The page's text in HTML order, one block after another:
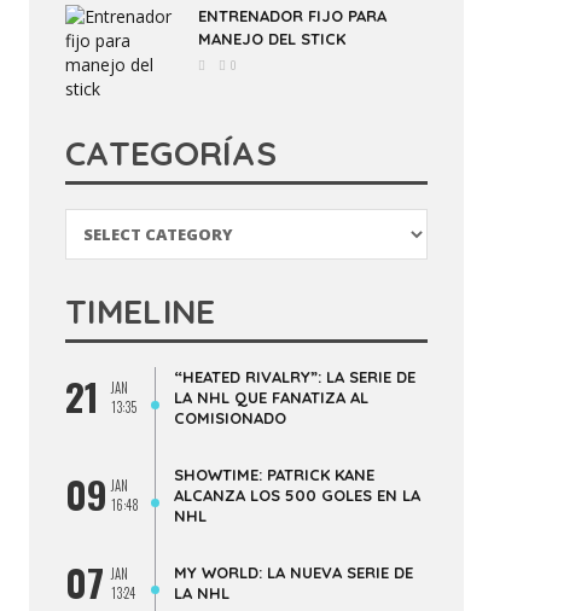
ENTRENADOR FIJO PARA
MANEJO DEL STICK
0
CATEGORÍAS
TIMELINE
21
JAN
13:35
“HEATED RIVALRY”: LA SERIE DE
LA NHL QUE FANATIZA AL
COMISIONADO
09 JAN
16:48
SHOWTIME: PATRICK KANE
ALCANZA LOS 500 GOLES EN LA
NHL
07 JAN
13:24
MY WORLD: LA NUEVA SERIE DE
LA NHL